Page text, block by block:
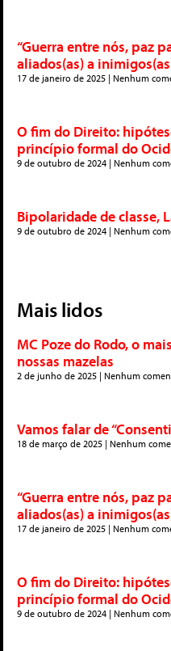
“Guerra entre nós, paz
aliados(as) a
17 de janeiro de 2025 Nenhum
O fim do Direito:
princípio formal do
9 de outubro de 2024 Nenhum
Bipolaridade de classe,
9 de outubro de 2024 Nenhum
Mais lidos
MC Poze do Rodo, o
nossas mazelas
2 de junho de 2025 Nenhum
Vamos falar de
18 de março de 2025 Nenhum
“Guerra entre nós, paz
aliados(as) a
17 de janeiro de 2025 Nenhum
O fim do Direito:
princípio formal do
9 de outubro de 2024 Nenhum